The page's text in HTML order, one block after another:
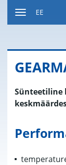
sisule
EE
Sünteetiline